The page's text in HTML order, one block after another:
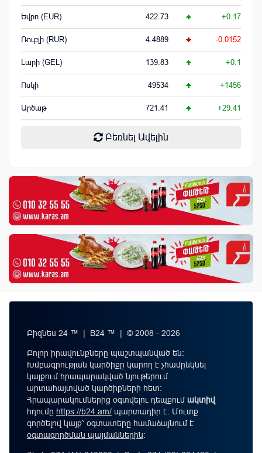
Եվրո (EUR) 422.73 +0.17
Ռուբլի (RUR) 4.4889 -0.0152
Լարի (GEL) 139.83 +0.1
Ոսկի 49534 +1456
Արծաթ 721.41 +29.41
Բեռնել Ավելին
Բիզնես 24 ™ | B24 ™ | © 2008 - 2026
Բոլոր իրավունքները պաշտպանված են:
Խմբագրության կարծիքը կարող է չհամընկնել
կայքում հրապարակված նյութերում
արտահայտված կարծիքների հետ:
Հրապարակումներից օգտվելու դեպքումակտիվ
հղումը https://b24.am/ պարտադիր է: Մուտք
գործելով կայք՝ օգտատերը համաձայնում է
օգտագործման պայմաններին։